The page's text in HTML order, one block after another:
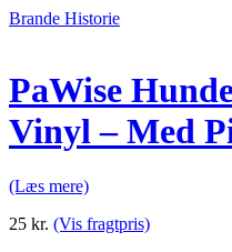
Brande Historie
PaWise
Vinyl – Med
(Læs mere)
25 kr. (Vis fragtpris)